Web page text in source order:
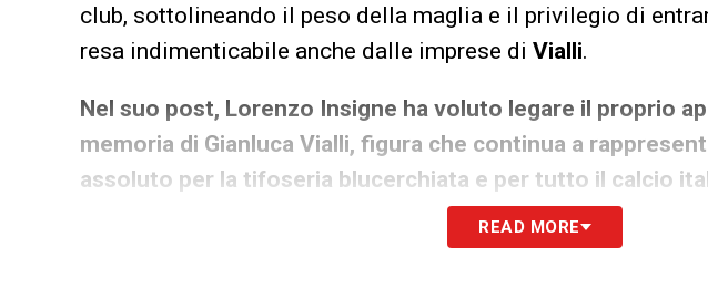
club, sottolineando il peso della maglia e il privilegio di
resa indimenticabile anche dalle imprese di Vialli.
Nel suo post, Lorenzo Insigne ha voluto legare il proprio
memoria di Gianluca Vialli, figura che continua a
assoluto per la tifoseria blucerchiata e per tutto il calcio
Gianluca Viallinel giorno del suo
READ MORE